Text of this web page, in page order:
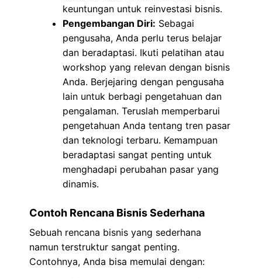
keuntungan untuk reinvestasi bisnis.
Pengembangan Diri: Sebagai
pengusaha, Anda perlu terus belajar
dan beradaptasi. Ikuti pelatihan atau
workshop yang relevan dengan bisnis
Anda. Berjejaring dengan pengusaha
lain untuk berbagi pengetahuan dan
pengalaman. Teruslah memperbarui
pengetahuan Anda tentang tren pasar
dan teknologi terbaru. Kemampuan
beradaptasi sangat penting untuk
menghadapi perubahan pasar yang
dinamis.
Contoh Rencana Bisnis Sederhana
Sebuah rencana bisnis yang sederhana
namun terstruktur sangat penting.
Contohnya, Anda bisa memulai dengan: